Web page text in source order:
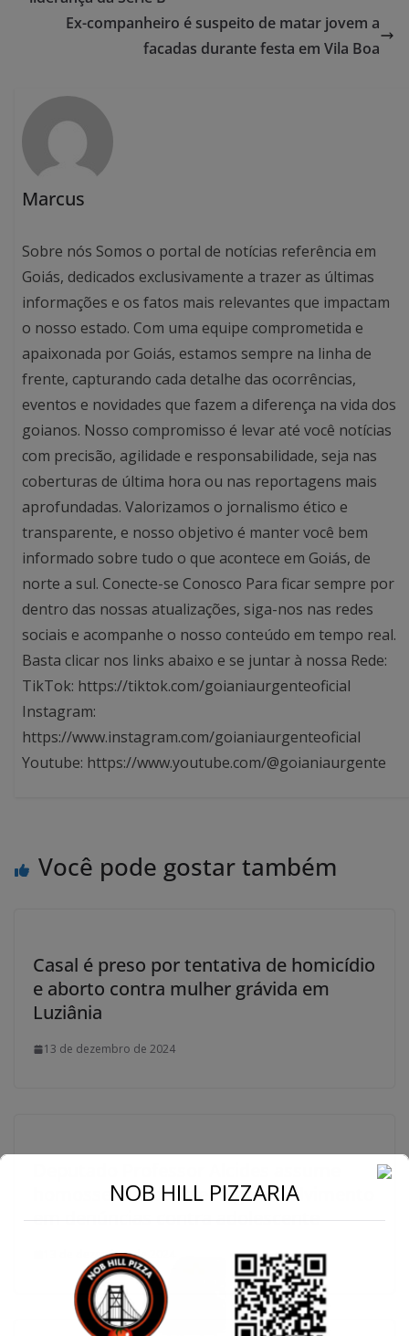
Ex-companheiro é suspeito de matar jovem a
facadas durante festa em Vila Boa
Marcus
Sobre nós Somos o portal de notícias referência em
Goiás, dedicados exclusivamente a trazer as últimas
informações e os fatos mais relevantes que impactam
o nosso estado. Com uma equipe comprometida e
apaixonada por Goiás, estamos sempre na linha de
frente, capturando cada detalhe das ocorrências,
eventos e novidades que fazem a diferença na vida dos
goianos. Nosso compromisso é levar até você notícias
com precisão, agilidade e responsabilidade, seja nas
coberturas de última hora ou nas reportagens mais
aprofundadas. Valorizamos o jornalismo ético e
transparente, e nosso objetivo é manter você bem
informado sobre tudo o que acontece em Goiás, de
norte a sul. Conecte-se Conosco Para ficar sempre por
dentro das nossas atualizações, siga-nos nas redes
sociais e acompanhe o nosso conteúdo em tempo real.
Basta clicar nos links abaixo e se juntar à nossa Rede:
TikTok: https://tiktok.com/goianiaurgenteoficial
Instagram:
https://www.instagram.com/goianiaurgenteoficial
Youtube: https://www.youtube.com/@goianiaurgente
Você pode gostar também
Casal é preso por tentativa de homicídio
e aborto contra mulher grávida em
Luziânia
13 de dezembro de 2024
homossexualidade e nega envolvimento
em denúncias contra adolescente
13 de dezembro de 2024
NOB HILL PIZZARIA